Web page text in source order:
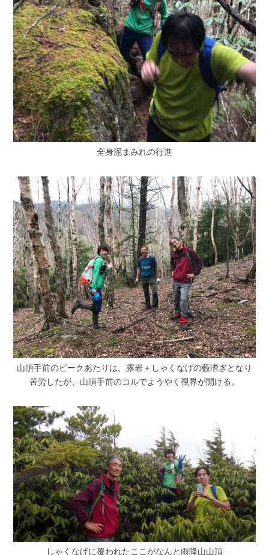
全身泥まみれの行進
山頂手前のピークあたりは、露岩＋しゃくなげの藪漕ぎとなり
苦労したが、山頂手前のコルでようやく視界が開ける。
しゃくなげに覆われたここがなんと雨降山山頂